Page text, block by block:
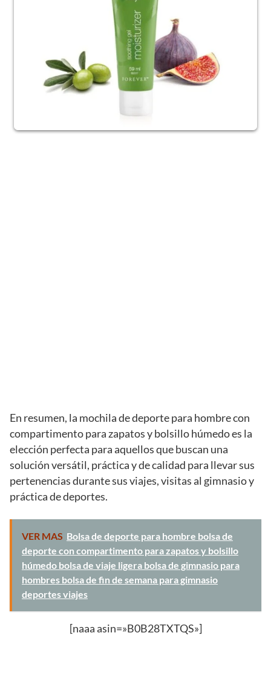
En resumen, la mochila de deporte para hombre con
compartimento para zapatos y bolsillo húmedo es la
elección perfecta para aquellos que buscan una
solución versátil, práctica y de calidad para llevar sus
pertenencias durante sus viajes, visitas al gimnasio y
práctica de deportes.
VER MAS Bolsa de deporte para hombre bolsa de
deporte con compartimento para zapatos y bolsillo
húmedo bolsa de viaje ligera bolsa de gimnasio para
hombres bolsa de fin de semana para gimnasio
deportes viajes
[naaa asin=»B0B28TXTQS»]